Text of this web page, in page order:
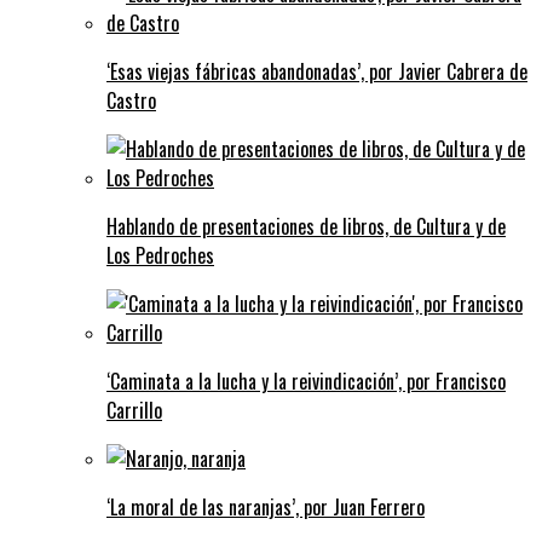
‘Esas viejas fábricas abandonadas’, por Javier Cabrera de
Castro
Hablando de presentaciones de libros, de Cultura y de
Los Pedroches
‘Caminata a la lucha y la reivindicación’, por Francisco
Carrillo
‘La moral de las naranjas’, por Juan Ferrero